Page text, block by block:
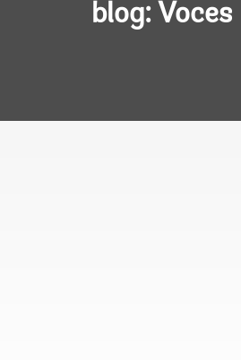
blog: Voces